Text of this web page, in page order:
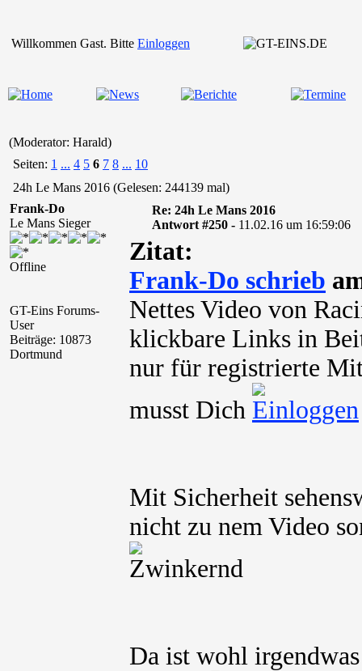
Willkommen Gast. Bitte Einloggen
(Moderator: Harald)
Seiten: 1 ... 4 5 6 7 8 ... 10
24h Le Mans 2016 (Gelesen: 244139 mal)
Frank-Do
Le Mans Sieger
Offline
GT-Eins Forums-
User
Beiträge: 10873
Dortmund
Re: 24h Le Mans 2016
Antwort #250 - 11.02.16 um 16:59:06
Zitat:
Frank-Do schrieb
Nettes Video von
klickbare Links in
nur für registrierte
musst Dich
Mit Sicherheit
nicht zu nem Video
Da ist wohl